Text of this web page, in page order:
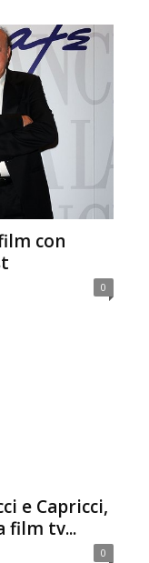
con
0
e Capricci,
film tv...
0